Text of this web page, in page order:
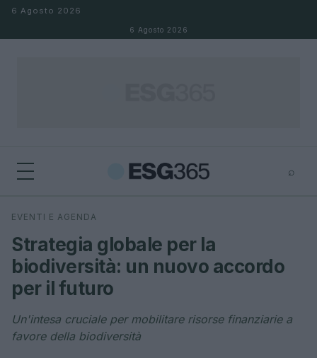
Salta al contenuto
6 Agosto 2026
6 Agosto 2026
⌕
Cerca
EVENTI E AGENDA
Strategia globale per la
biodiversità: un nuovo accordo
per il futuro
Un'intesa cruciale per mobilitare risorse finanziarie a
favore della biodiversità